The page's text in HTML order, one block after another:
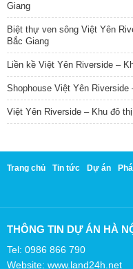
Giang
Biệt thự ven sông Việt Yên
Bắc Giang
Liền kề Việt Yên Riverside –
Shophouse Việt Yên
Việt Yên Riverside – Khu đô
Trang chủ Tin tức Dự án
THÔNG TIN DỰ ÁN HÀ
Tel: 0986 866 790
Website: www.land24h.net